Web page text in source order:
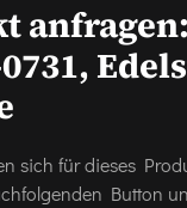
anfragen:
sich für dieses
Button